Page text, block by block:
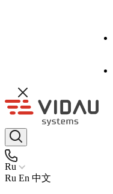
Ru
Ru En 中文